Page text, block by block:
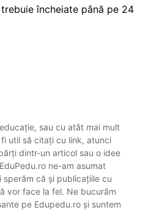
încheiate până pe 24
sau cu atât mai mult
util să citați cu link, atunci
dintr-un articol sau o idee
ne-am asumat
că și publicațiile cu
vor face la fel. Ne bucurăm
pe Edupedu.ro și suntem